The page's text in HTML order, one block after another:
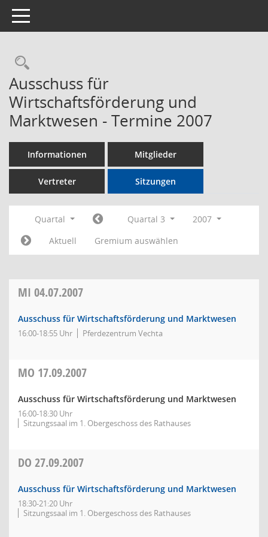
Toggle navigation
Rechercheauswahl
Ausschuss für
Wirtschaftsförderung und
Marktwesen - Termine 2007
Informationen Mitglieder
Vertreter Sitzungen
Quartal Quartal 3
2007
Aktuell
Gremium auswählen
MI 04.07.2007
Ausschuss für Wirtschaftsförderung und Marktwesen
16:00-18:55 Uhr Pferdezentrum Vechta
MO 17.09.2007
Ausschuss für Wirtschaftsförderung und Marktwesen
16:00-18:30 Uhr
Sitzungssaal im 1. Obergeschoss des Rathauses
DO 27.09.2007
Ausschuss für Wirtschaftsförderung und Marktwesen
18:30-21:20 Uhr
Sitzungssaal im 1. Obergeschoss des Rathauses